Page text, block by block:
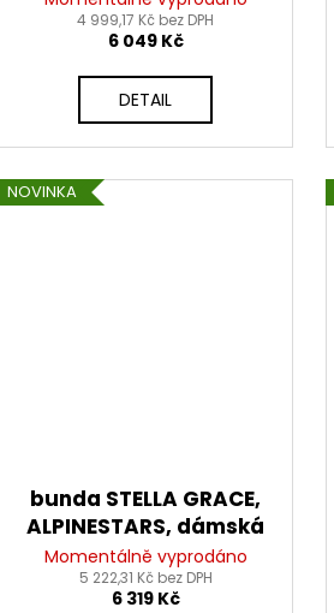
white/růžová) 2026
4 999,17 Kč bez DPH
6 049 Kč
DETAIL
NOVINKA
bunda STELLA GRACE,
ALPINESTARS, dámská
(černá) 2026
Momentálně vyprodáno
5 222,31 Kč bez DPH
6 319 Kč